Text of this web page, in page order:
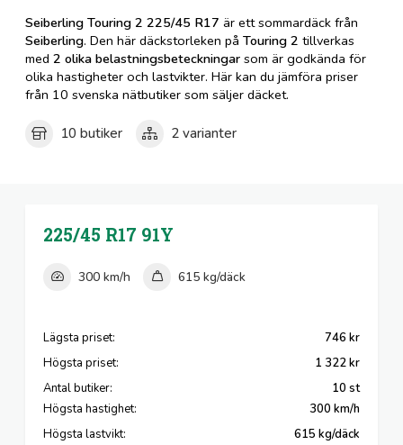
Seiberling Touring 2 225/45 R17 är ett sommardäck från
Seiberling. Den här däckstorleken påTouring 2 tillverkas
med2 olika belastningsbeteckningar som är godkända för
olika hastigheter och lastvikter. Här kan du jämföra priser
från 10 svenska nätbutiker som säljer däcket.
10 butiker 2 varianter
225/45 R17 91Y
300 km/h 615 kg/däck
Lägsta priset:
746 kr
Högsta priset:
1 322 kr
Antal butiker:
10 st
Högsta hastighet:
300 km/h
Högsta lastvikt:
615 kg/däck